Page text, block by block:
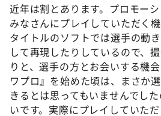
近年は割とあります。プロモー
みなさんにプレイしていただく
タイトルのソフトでは選手の動
して再現したりしているので、
りと、選手の方とお会いする機
ワプロ』を始めた頃は、まさか
きるとは思ってもいませんでし
いです。実際にプレイしていた